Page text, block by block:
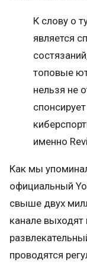
К слову о
является
топовые
нельзя не
именно
Как мы
официальный
свыше двух
канале выходят
проводятся